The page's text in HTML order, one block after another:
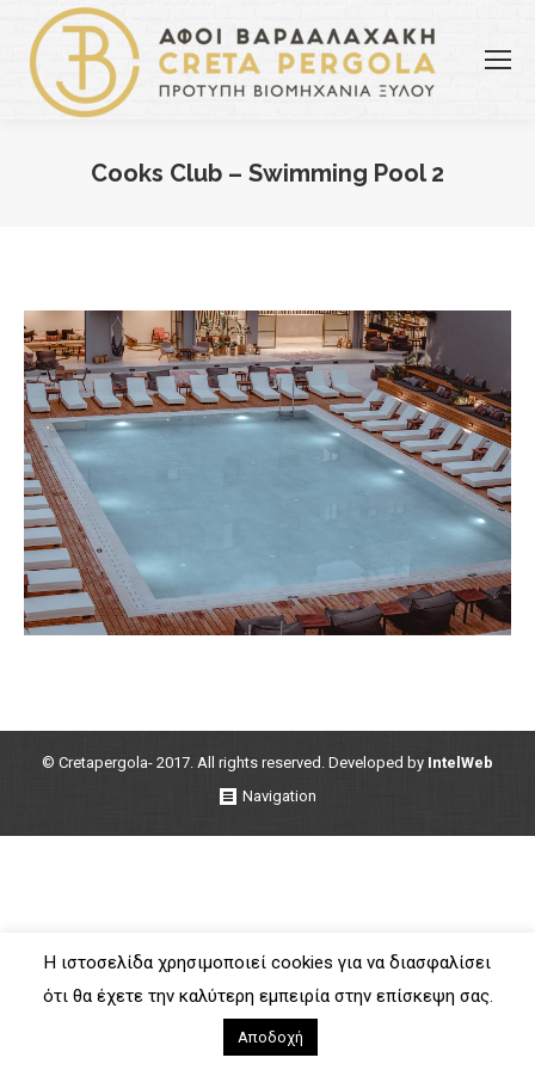
Cooks Club – Swimming Pool 2
© Cretapergola- 2017. All rights reserved. Developed by IntelWeb
Navigation
Η ιστοσελίδα χρησιμοποιεί cookies για να διασφαλίσει
ότι θα έχετε την καλύτερη εμπειρία στην επίσκεψη σας.
Αποδοχή